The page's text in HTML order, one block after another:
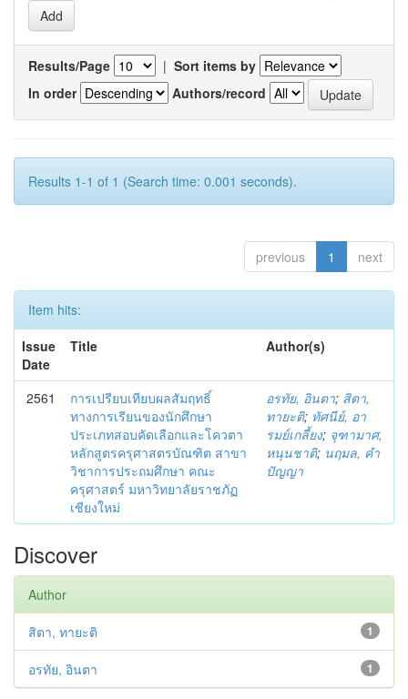
Results/Page | Sort items by
In order
Authors/record
Results 1-1 of 1 (Search time: 0.001 seconds).
previous 1 next
Item hits:
Issue
Date
Title Author(s)
2561
การเปรียบเทียบผลสัมฤทธิ์
ทางการเรียนของนักศึกษา
ประเภทสอบคัดเลือกและโควตา
หลักสูตรครุศาสตรบัณฑิต สาขา
วิชาการประถมศึกษา คณะ
ครุศาสตร์ มหาวิทยาลัยราชภัฏ
เชียงใหม่
อรทัย, อินตา; สิตา,
ทายะติ; ทัศนีย์, อา
รมย์เกลี้ยง; จุฑามาศ,
หนุนชาติ; นฤมล, คำ
ปัญญา
Discover
Author
1
สิตา, ทายะติ
1
อรทัย, อินตา